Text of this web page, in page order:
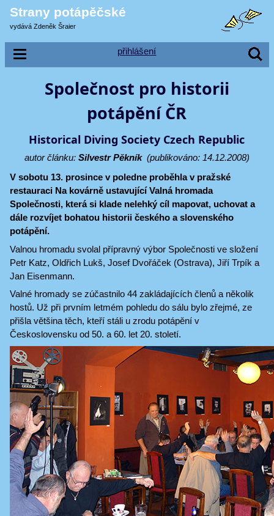
Strany potápěčské
vydává Zdeněk Šraier
přihlášení
Společnost pro historii
potápění ČR
Historical Diving Society Czech Republic
autor článku: Silvestr Pěkník(publikováno: 14.12.2008)
V sobotu 13. prosince v poledne proběhla v pražské
restauraci Na kovárně ustavující Valná hromada
Společnosti, která si klade nelehký cíl mapovat, uchovat a
dále rozvíjet bohatou historii českého a slovenského
potápění.
Valnou hromadu svolal přípravný výbor Společnosti ve složení
Petr Katz, Oldřich Lukš, Josef Dvořáček (Ostrava), Jiří Trpík a
Jan Eisenmann.
Valné hromady se zúčastnilo 44 zakládajících členů a několik
hostů. Už při prvním letmém pohledu do sálu bylo zřejmé, ze
přišla většina těch, kteří stáli u zrodu potápění v
Československu od 50. a 60. let 20. století.